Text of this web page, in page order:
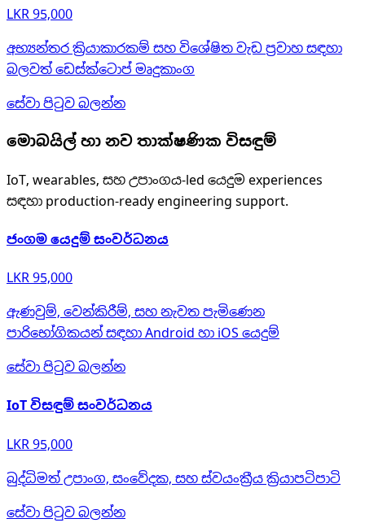
LKR 95,000
අභ්‍යන්තර ක්‍රියාකාරකම් සහ විශේෂිත වැඩ ප්‍රවාහ සඳහා
බලවත් ඩෙස්ක්ටොප් මෘදුකාංග
සේවා පිටුව බලන්න
මොබයිල් හා නව තාක්ෂණික විසඳුම්
IoT, wearables, සහ උපාංගය-led යෙදුම experiences
සඳහා production-ready engineering support.
ජංගම යෙදුම් සංවර්ධනය
LKR 95,000
ඇණවුම්, වෙන්කිරීම්, සහ නැවත පැමිණෙන
පාරිභෝගිකයන් සඳහා Android හා iOS යෙදුම්
සේවා පිටුව බලන්න
IoT විසඳුම් සංවර්ධනය
LKR 95,000
බුද්ධිමත් උපාංග, සංවේදක, සහ ස්වයංක්‍රීය ක්‍රියාපටිපාටි
සේවා පිටුව බලන්න